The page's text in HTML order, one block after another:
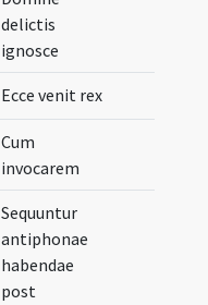
delictis
ignosce
Ecce venit rex
Cum
invocarem
Sequuntur
antiphonae
habendae
post